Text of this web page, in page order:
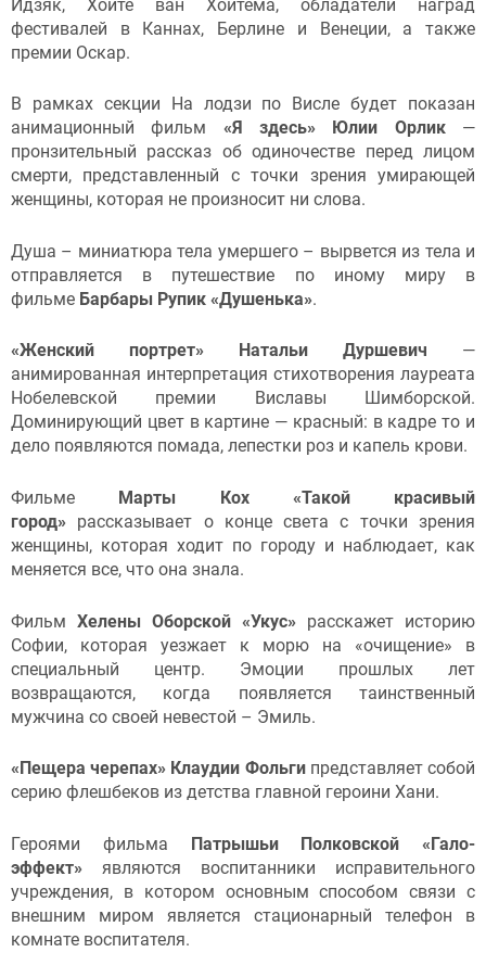
Идзяк, Хойте ван Хойтема, обладатели наград
фестивалей в Каннах, Берлине и Венеции, а также
премии Оскар.
В рамках секции На лодзи по Висле будет показан
анимационный фильм «Я здесь» Юлии Орлик—
пронзительный рассказ об одиночестве перед лицом
смерти, представленный с точки зрения умирающей
женщины, которая не произносит ни слова.
Душа – миниатюра тела умершего – вырвется из тела и
отправляется в путешествие по иному миру в
фильме Барбары Рупик «Душенька».
«Женский портрет» Натальи Дуршевич —
анимированная интерпретация стихотворения лауреата
Нобелевской премии Виславы Шимборской.
Доминирующий цвет в картине — красный: в кадре то и
дело появляются помада, лепестки роз и капель крови.
Фильме Марты Кох «Такой красивый
город» рассказывает о конце света с точки зрения
женщины, которая ходит по городу и наблюдает, как
меняется все, что она знала.
Фильм Хелены Оборской «Укус» расскажет историю
Софии, которая уезжает к морю на «очищение» в
специальный центр. Эмоции прошлых лет
возвращаются, когда появляется таинственный
мужчина со своей невестой – Эмиль.
«Пещера черепах» Клаудии Фольгипредставляет собой
серию флешбеков из детства главной героини Хани.
Героями фильма Патрышьи Полковской «Гало-
эффект» являются воспитанники исправительного
учреждения, в котором основным способом связи с
внешним миром является стационарный телефон в
комнате воспитателя.